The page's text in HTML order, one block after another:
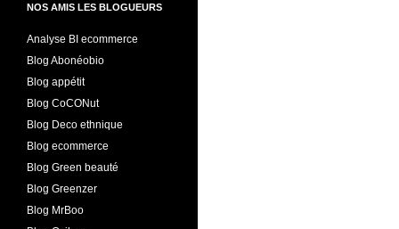
NOS AMIS LES BLOGUEURS
Analyse BI ecommerce
Blog Abonéobio
Blog appétit
Blog CoCONut
Blog Deco ethnique
Blog ecommerce
Blog Green beauté
Blog Greenzer
Blog MrBoo